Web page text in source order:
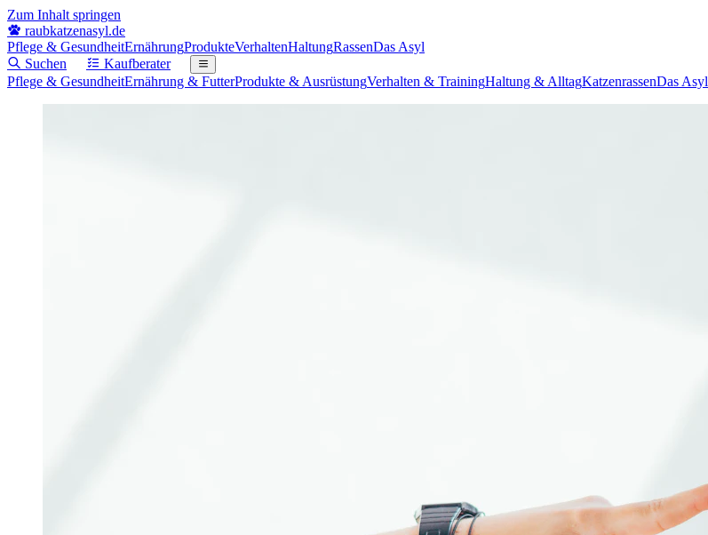
Zum Inhalt springen
raubkatzenasyl.de
Pflege & GesundheitErnährungProdukteVerhaltenHaltungRassenDas Asyl
Suchen
Kaufberater
Pflege & GesundheitErnährung & FutterProdukte & AusrüstungVerhalten & TrainingHaltung & AlltagKatzenrassenDas Asyl